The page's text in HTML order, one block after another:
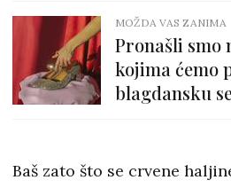
MOŽDA VAS ZANIMA
Pronašli smo
kojima ćemo
blagdansku
Baš zato što se crvene